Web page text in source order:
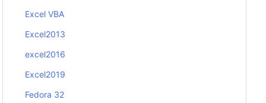
Excel VBA
Excel2013
excel2016
Excel2019
Fedora 32